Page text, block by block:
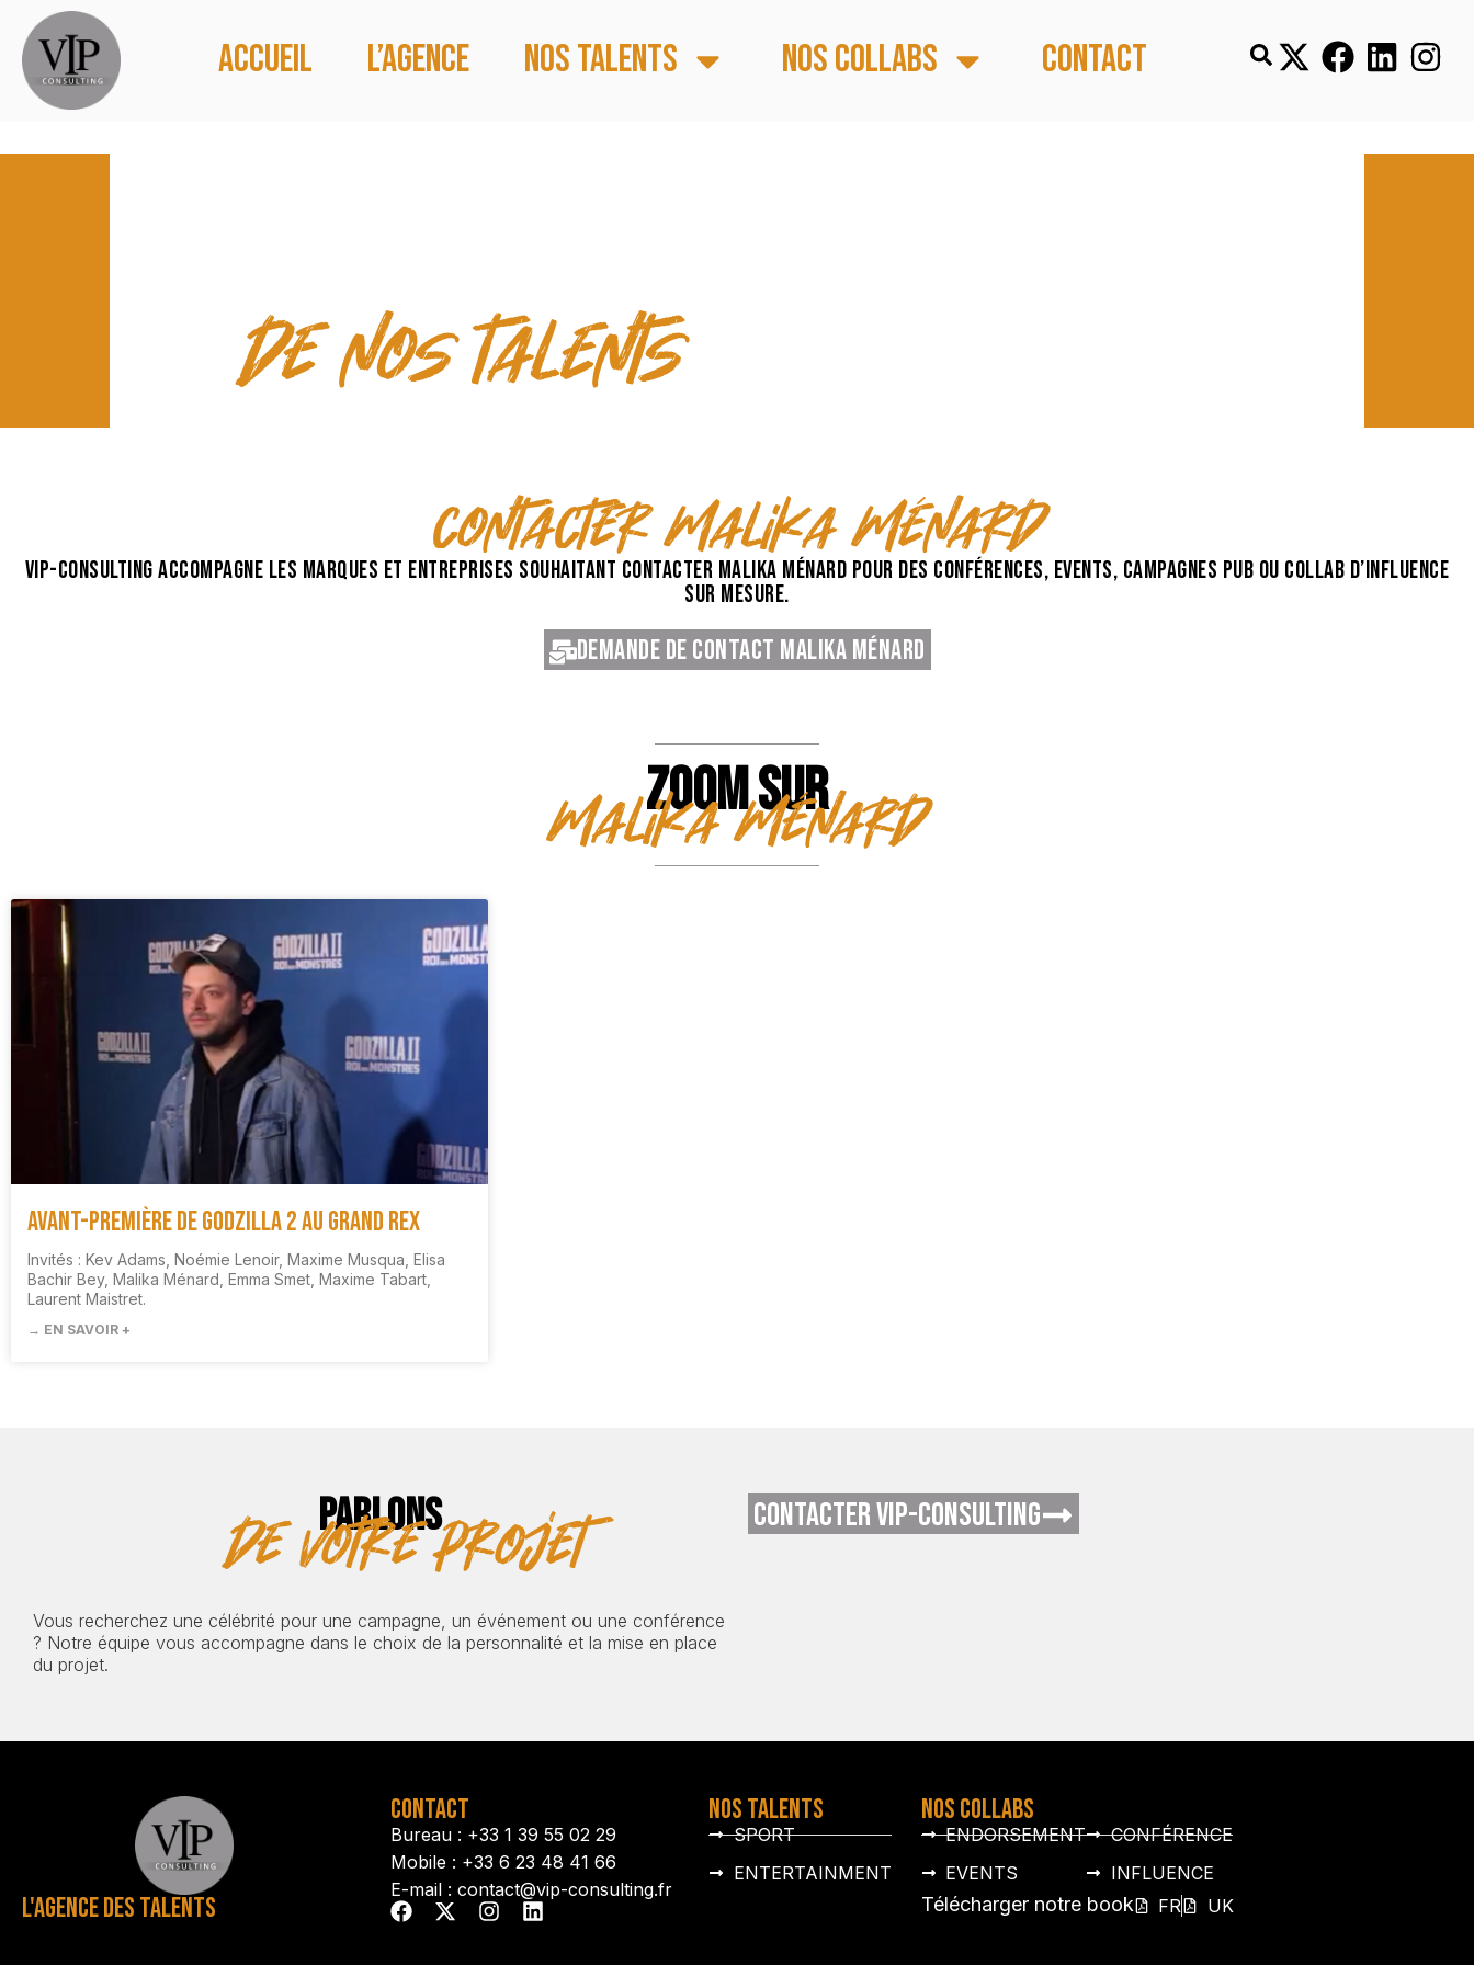
Accueil L’agence Nos talents Nos collabs Contact
CONTACT & TEMPS FORTS
de nos talents
contacter Malika Ménard
VIP-Consulting accompagne les marques et entreprises souhaitant contacter Malika Ménard pour des conférences, events, campagnes pub ou collab d’influence
sur mesure.
Demande de contact Malika Ménard
ZOOM SUR
Malika Ménard
Avant-première de Godzilla 2 au Grand Rex
Invités : Kev Adams, Noémie Lenoir, Maxime Musqua, Elisa
Bachir Bey, Malika Ménard, Emma Smet, Maxime Tabart,
Laurent Maistret.
→ EN SAVOIR +
PARLONS
de votre projet
Vous recherchez une célébrité pour une campagne, un événement ou une conférence
? Notre équipe vous accompagne dans le choix de la personnalité et la mise en place
du projet.
CONTACTER VIP-CONSULTING
L'AGENCE DES TALENTS
CONTACT
Bureau : +33 1 39 55 02 29
Mobile : +33 6 23 48 41 66
E-mail : contact@vip-consulting.fr
NOS TALENTS
SPORT
ENTERTAINMENT
NOS COLLABS
ENDORSEMENT
EVENTS
CONFÉRENCE
INFLUENCE
Télécharger notre book FR UK